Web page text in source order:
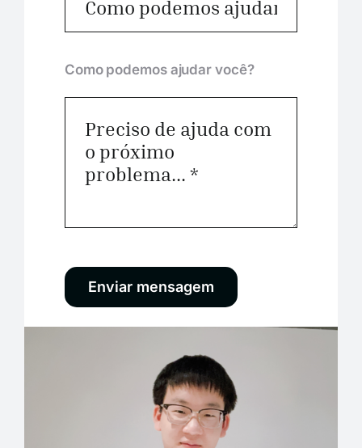
Como podemos ajudar você?
Enviar mensagem